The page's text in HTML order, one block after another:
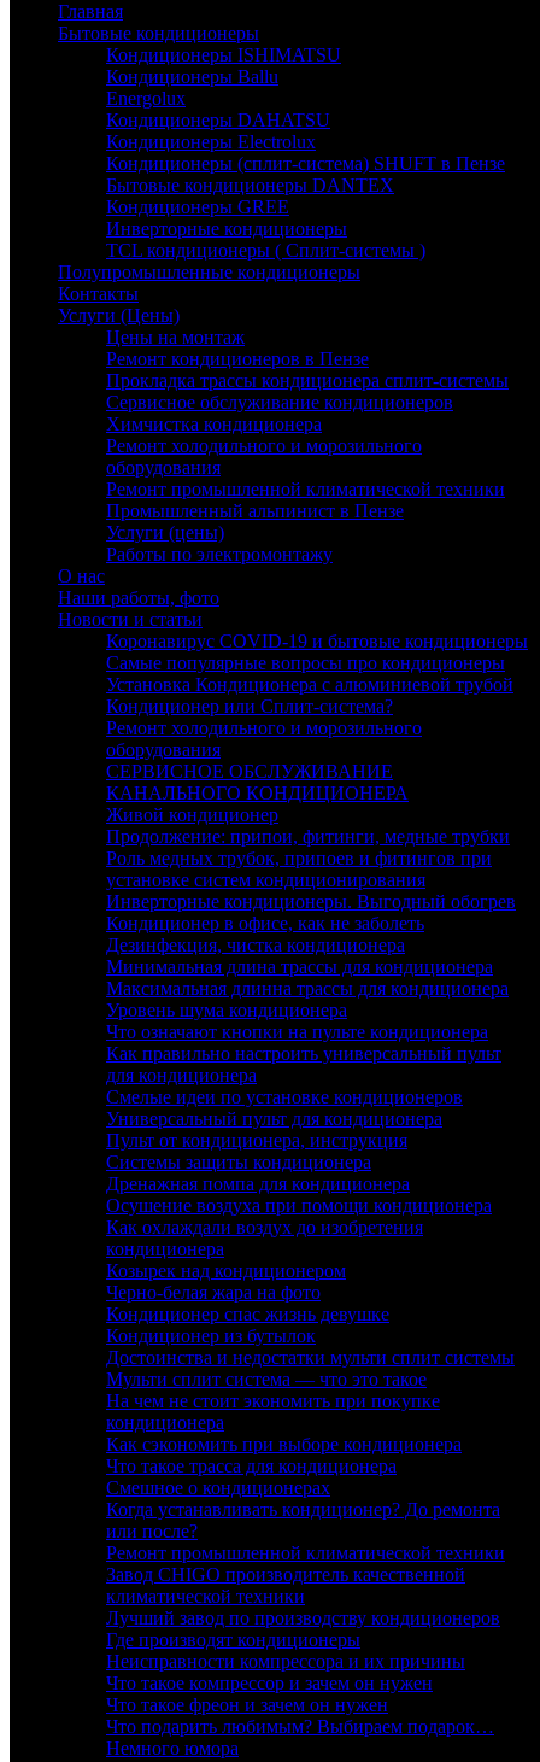
Главная
Бытовые кондиционеры
Кондиционеры ISHIMATSU
Кондиционеры Ballu
Energolux
Кондиционеры DAHATSU
Кондиционеры Electrolux
Кондиционеры (сплит-система) SHUFT в Пензе
Бытовые кондиционеры DANTEX
Кондиционеры GREE
Инверторные кондиционеры
TCL кондиционеры ( Сплит-системы )
Полупромышленные кондиционеры
Контакты
Услуги (Цены)
Цены на монтаж
Ремонт кондиционеров в Пензе
Прокладка трассы кондиционера сплит-системы
Сервисное обслуживание кондиционеров
Химчистка кондиционера
Ремонт холодильного и морозильного
оборудования
Ремонт промышленной климатической техники
Промышленный альпинист в Пензе
Услуги (цены)
Работы по электромонтажу
О нас
Наши работы, фото
Новости и статьи
Коронавирус COVID-19 и бытовые кондиционеры
Самые популярные вопросы про кондиционеры
Установка Кондиционера с алюминиевой трубой
Кондиционер или Сплит-система?
Ремонт холодильного и морозильного
оборудования
СЕРВИСНОЕ ОБСЛУЖИВАНИЕ
КАНАЛЬНОГО КОНДИЦИОНЕРА
Живой кондиционер
Продолжение: припои, фитинги, медные трубки
Роль медных трубок, припоев и фитингов при
установке систем кондиционирования
Инверторные кондиционеры. Выгодный обогрев
Кондиционер в офисе, как не заболеть
Дезинфекция, чистка кондиционера
Минимальная длина трассы для кондиционера
Максимальная длинна трассы для кондиционера
Уровень шума кондиционера
Что означают кнопки на пульте кондиционера
Как правильно настроить универсальный пульт
для кондиционера
Смелые идеи по установке кондиционеров
Универсальный пульт для кондиционера
Пульт от кондиционера, инструкция
Системы защиты кондиционера
Дренажная помпа для кондиционера
Осушение воздуха при помощи кондиционера
Как охлаждали воздух до изобретения
кондиционера
Козырек над кондиционером
Черно-белая жара на фото
Кондиционер спас жизнь девушке
Кондиционер из бутылок
Достоинства и недостатки мульти сплит системы
Мульти сплит система — что это такое
На чем не стоит экономить при покупке
кондиционера
Как сэкономить при выборе кондиционера
Что такое трасса для кондиционера
Смешное о кондиционерах
Когда устанавливать кондиционер? До ремонта
или после?
Ремонт промышленной климатической техники
Завод CHIGO производитель качественной
климатической техники
Лучший завод по производству кондиционеров
Где производят кондиционеры
Неисправности компрессора и их причины
Что такое компрессор и зачем он нужен
Что такое фреон и зачем он нужен
Что подарить любимым? Выбираем подарок…
Немного юмора